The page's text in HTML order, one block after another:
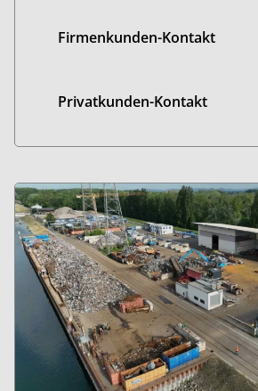
Firmenkunden-Kontakt
Privatkunden-Kontakt